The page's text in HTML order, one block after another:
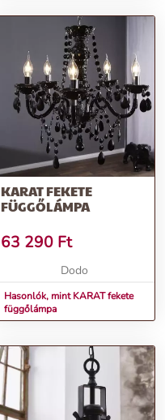
KARAT FEKETE
FÜGGŐLÁMPA
63 290 Ft
Dodo
Hasonlók, mint KARAT fekete
függőlámpa